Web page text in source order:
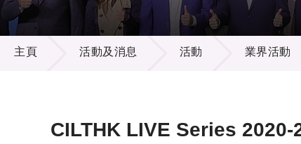
招
徵求
項目
資訊
多媒
出版
活動及消息
主頁 活動及消息 活動 業界活動
CILTHK LIVE Series